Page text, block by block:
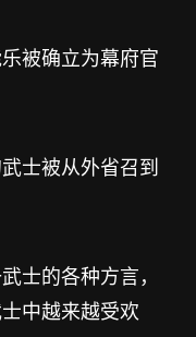
被确立为幕府官
士被从外省召到
士的各种方言，
中越来越受欢